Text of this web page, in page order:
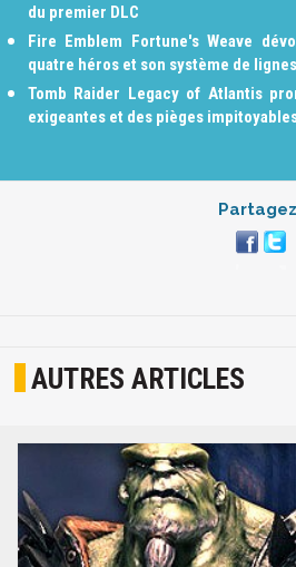
du premier DLC
Fire Emblem Fortune's Weave
quatre héros et son système de
Tomb Raider Legacy of Atlantis
exigeantes et des pièges
Partagez
AUTRES ARTICLES